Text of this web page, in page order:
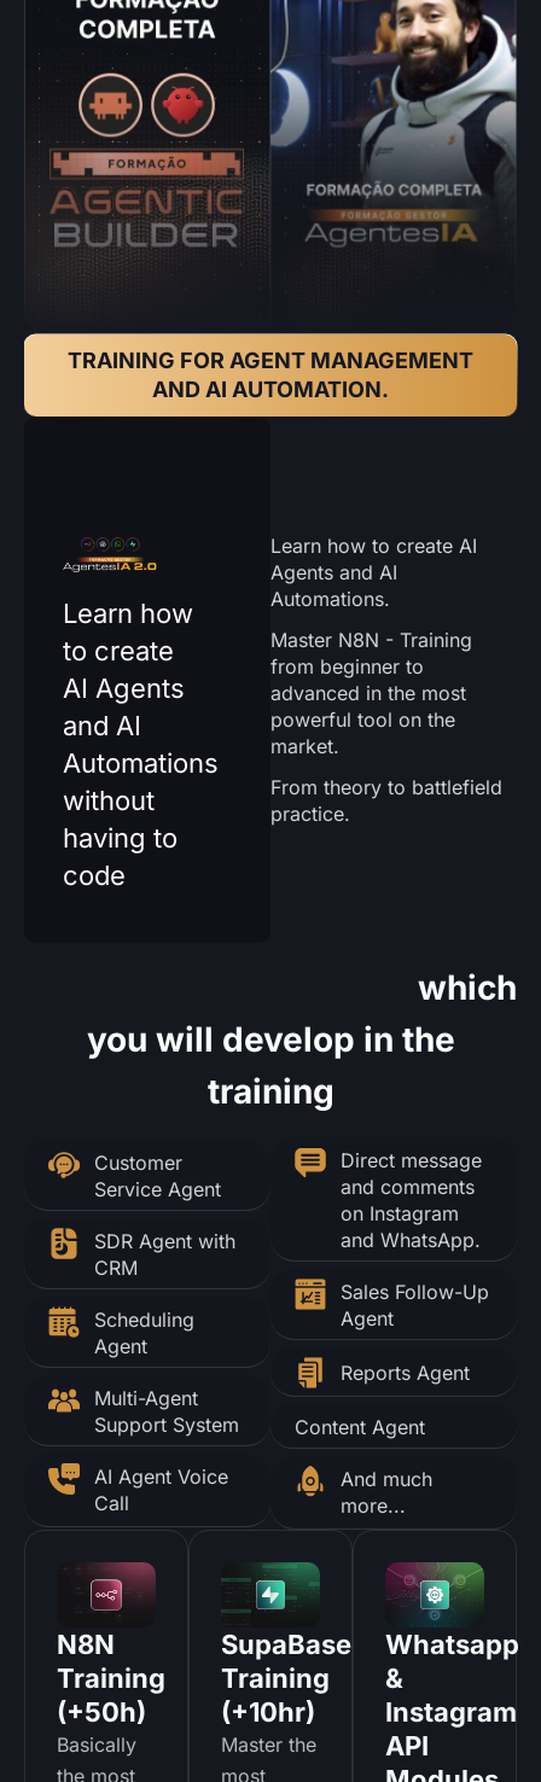
TRAINING FOR AGENT MANAGEMENT
AND AI AUTOMATION.
Learn how
to create
AI Agents
and AI
Automations
without
having to
code
Learn how to create AI
Agents and AI
Automations.
Master N8N - Training
from beginner to
advanced in the most
powerful tool on the
market.
From theory to battlefield
practice.
which
you will develop in the
training
Customer
Service Agent
SDR Agent with
CRM
Scheduling
Agent
Multi-Agent
Support System
AI Agent Voice
Call
Direct message
and comments
on Instagram
and WhatsApp.
Sales Follow-Up
Agent
Reports Agent
Content Agent
And much
more...
N8N
Training
(+50h)
Basically
the most
SupaBase
Training
(+10hr)
Master the
most
Whatsapp
&
Instagram
API